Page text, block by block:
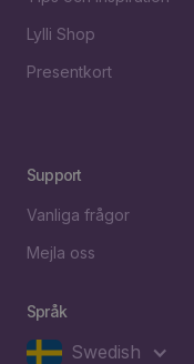
Lylli Shop
Presentkort
Support
Vanliga frågor
Mejla oss
Språk
Swedish